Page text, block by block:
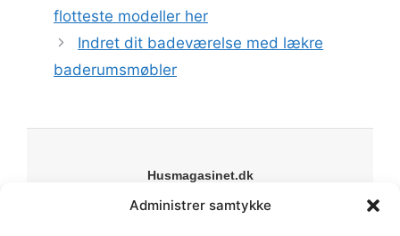
Administrer samtykke
flotteste modeller her
Indret dit badeværelse med lækre
baderumsmøbler
Husmagasinet.dk
Din online guide til bolig, have og livsstil. Vi deler